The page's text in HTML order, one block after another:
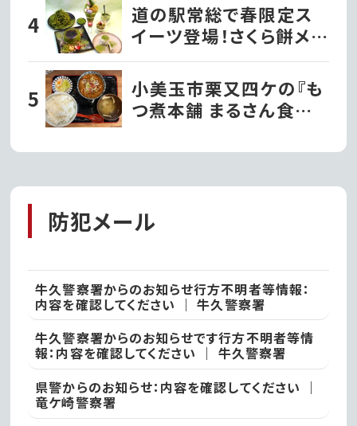
道の駅常総で春限定ス
イーツ登場！さくら餅メロ
ンパンなど新作続々｜常
総市
小美玉市栗又四ケの『も
つ煮本舗 まるさん食堂』
絶品もつ煮定食！
防犯メール
牛久警察署からのお知らせ行方不明者等情報：
内容を確認してください ｜ 牛久警察署
牛久警察署からのお知らせです行方不明者等情
報：内容を確認してください ｜ 牛久警察署
県警からのお知らせ：内容を確認してください ｜
竜ケ崎警察署